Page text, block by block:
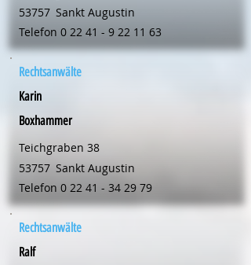
53757 Sankt Augustin
Telefon 0 22 41 - 9 22 11 63
Rechtsanwälte
Karin
Boxhammer
Teichgraben 38
53757 Sankt Augustin
Telefon 0 22 41 - 34 29 79
Rechtsanwälte
Ralf